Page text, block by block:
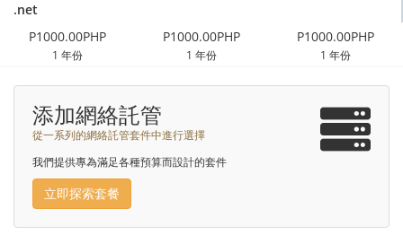
.net
P1000.00PHP
1 年份
P1000.00PHP
1 年份
P1000.00PHP
1 年份
添加網絡託管
從一系列的網絡託管套件中進行選擇
我們提供專為滿足各種預算而設計的套件
立即探索套餐